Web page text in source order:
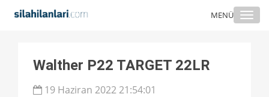
MENÜ
Walther P22 TARGET 22LR
19 Haziran 2022 21:54:01